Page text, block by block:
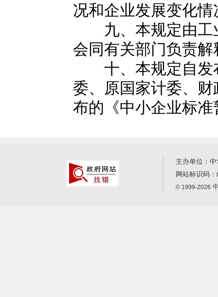
况和企业发展变化
九、本规定由工
会同有关部门负责解
十、本规定自发
委、原国家计委、
布的《中小企业标
主办单位：
网站标识码：
© 1999-2026